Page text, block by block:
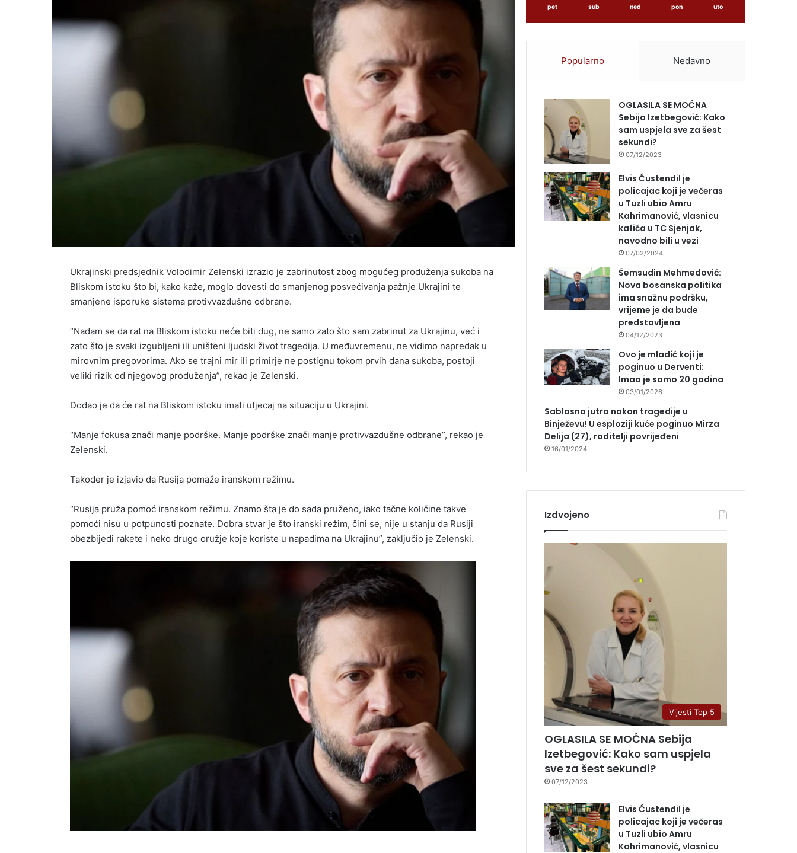
Ukrajinski predsjednik Volodimir Zelenski izrazio je zabrinutost zbog mogućeg produženja sukoba na
Bliskom istoku što bi, kako kaže, moglo dovesti do smanjenog posvećivanja pažnje Ukrajini te
smanjene isporuke sistema protivvazdušne odbrane.
“Nadam se da rat na Bliskom istoku neće biti dug, ne samo zato što sam zabrinut za Ukrajinu, već i
zato što je svaki izgubljeni ili uništeni ljudski život tragedija. U međuvremenu, ne vidimo napredak u
mirovnim pregovorima. Ako se trajni mir ili primirje ne postignu tokom prvih dana sukoba, postoji
veliki rizik od njegovog produženja”, rekao je Zelenski.
Dodao je da će rat na Bliskom istoku imati utjecaj na situaciju u Ukrajini.
“Manje fokusa znači manje podrške. Manje podrške znači manje protivvazdušne odbrane”, rekao je
Zelenski.
Također je izjavio da Rusija pomaže iranskom režimu.
“Rusija pruža pomoć iranskom režimu. Znamo šta je do sada pruženo, iako tačne količine takve
pomoći nisu u potpunosti poznate. Dobra stvar je što iranski režim, čini se, nije u stanju da Rusiji
obezbijedi rakete i neko drugo oružje koje koriste u napadima na Ukrajinu”, zaključio je Zelenski.
pet sub ned pon uto
Popularno Nedavno
OGLASILA SE MOĆNA
Sebija Izetbegović: Kako
sam uspjela sve za šest
sekundi?
07/12/2023
Elvis Ćustendil je
policajac koji je večeras
u Tuzli ubio Amru
Kahrimanović, vlasnicu
kafića u TC Sjenjak,
navodno bili u vezi
07/02/2024
Šemsudin Mehmedović:
Nova bosanska politika
ima snažnu podršku,
vrijeme je da bude
predstavljena
04/12/2023
Ovo je mladić koji je
poginuo u Derventi:
Imao je samo 20 godina
03/01/2026
Sablasno jutro nakon tragedije u
Binježevu! U esploziji kuće poginuo Mirza
Delija (27), roditelji povrijeđeni
16/01/2024
Izdvojeno
Vijesti Top 5
OGLASILA SE MOĆNA Sebija
Izetbegović: Kako sam uspjela
sve za šest sekundi?
07/12/2023
Elvis Ćustendil je
policajac koji je večeras
u Tuzli ubio Amru
Kahrimanović, vlasnicu